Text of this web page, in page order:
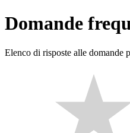
Domande
Elenco di risposte alle domande